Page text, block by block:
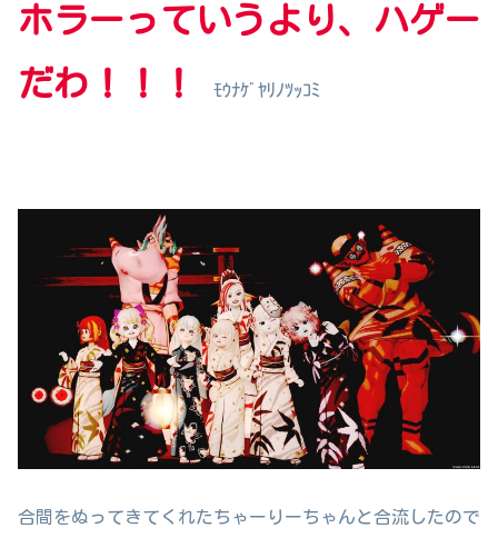
ホラーっていうより、ハゲー
だわ！！！
ﾓｳﾅｹﾞﾔﾘﾉﾂｯｺﾐ
合間をぬってきてくれたちゃーりーちゃんと合流したので